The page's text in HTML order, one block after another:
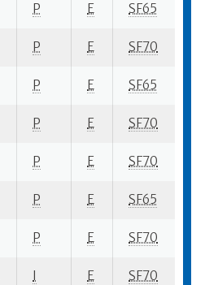
P E SF65
P E SF70
P E SF65
P E SF70
P E SF70
P E SF65
P E SF70
I E SF70